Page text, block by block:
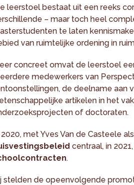
leerstoel bestaat uit een reeks
– maar toch heel
te laten
van ruimtelijke ordening in
concreet omvat de leerstoel
medewerkers van
de deelname aan
artikelen in het
of doctoraten.
2020, met Yves Van de Casteele
centraal, in
.
stelden de opeenvolgende